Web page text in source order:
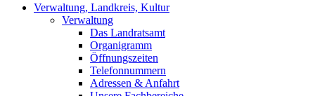
Verwaltung, Landkreis, Kultur
Verwaltung
Das Landratsamt
Organigramm
Öffnungszeiten
Telefonnummern
Adressen & Anfahrt